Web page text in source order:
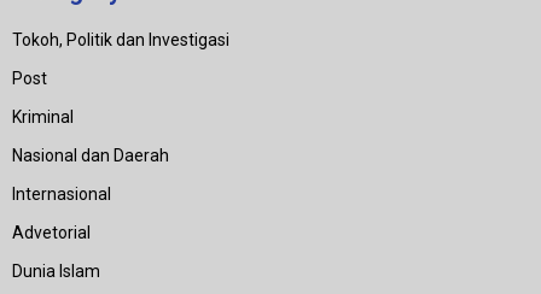
Tokoh, Politik dan Investigasi
Post
Kriminal
Nasional dan Daerah
Internasional
Advetorial
Dunia Islam